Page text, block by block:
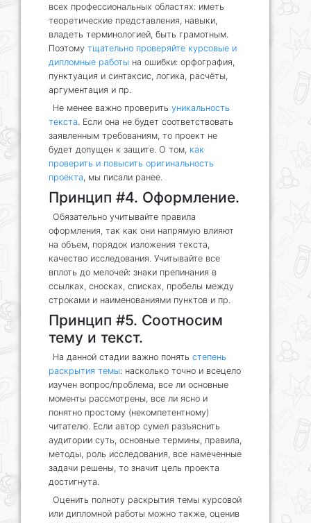
всех профессиональных областях: иметь
теоретические представления, навыки,
владеть терминологией, быть грамотным.
Поэтому тщательно проверяйте курсовые и
дипломные работы на ошибки: орфография,
пунктуация и синтаксис, логика, расчёты,
аргументация и пр.
Не менее важно проверить уникальность
текста . Если она не будет соответствовать
заявленным требованиям, то проект не
будет допущен к защите. О том, как
проверить и повысить оригинальность
проекта, мы писали ранее.
Принцип #4. Оформление.
Обязательно учитывайте правила
оформления, так как они напрямую влияют
на объем, порядок изложения текста,
качество исследования. Учитывайте все
вплоть до мелочей: знаки препинания в
ссылках, сносках, списках, пробелы между
строками и наименованиями пунктов и пр.
Принцип #5. Соотносим
тему и текст.
На данной стадии важно понять степень
раскрытия темы: насколько точно и всецело
изучен вопрос/проблема, все ли основные
моменты рассмотрены, все ли ясно и
понятно простому (некомпетентному)
читателю. Если автор сумел разъяснить
аудитории суть, основные термины, правила,
методы, роль исследования, все намеченные
задачи решены, то значит цель проекта
достигнута.
Оценить полноту раскрытия темы курсовой
или дипломной работы можно также, оценив